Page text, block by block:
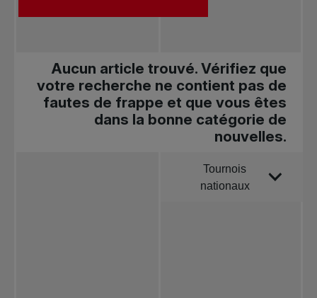
Aucun article trouvé. Vérifiez que
votre recherche ne contient pas de
fautes de frappe et que vous êtes
dans la bonne catégorie de
nouvelles.
Tournois
nationaux